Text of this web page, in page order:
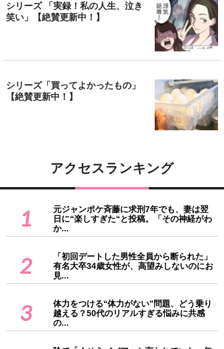
シリーズ 「実録！私の人生、泣き
笑い」【絶賛更新中！】
シリーズ「買ってよかったもの」
【絶賛更新中！】
アクセスランキング
1
元ジャンポケ斉藤に求刑7年でも、妻は翌
日に“楽しすぎた“と投稿。「その神経がわ
か...
2
「初回デートした男性全員から断られた」
有名大卒34歳女性が、高望みしないのにお
見...
3
体力をつける“体力がない”問題、どう乗り
越える？50代のリアルすぎる悩みに共感
の...